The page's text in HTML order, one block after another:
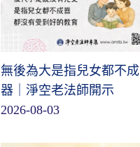
無後為大是指兒女都不成
器｜淨空老法師開示
2026-08-03